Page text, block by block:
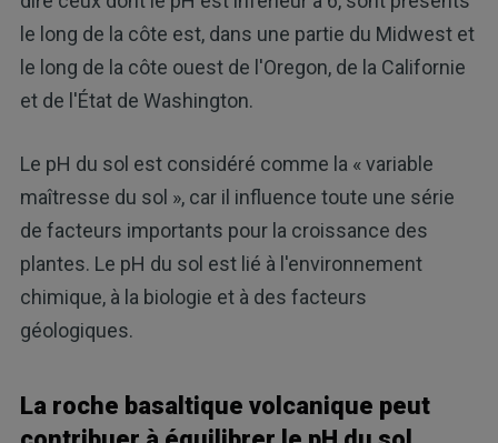
le long de la côte est, dans une partie du Midwest et
le long de la côte ouest de l'Oregon, de la Californie
et de l'État de Washington.
Le pH du sol est considéré comme la « variable
maîtresse du sol », car il influence toute une série
de facteurs importants pour la croissance des
plantes. Le pH du sol est lié à l'environnement
chimique, à la biologie et à des facteurs
géologiques.
La roche basaltique volcanique peut